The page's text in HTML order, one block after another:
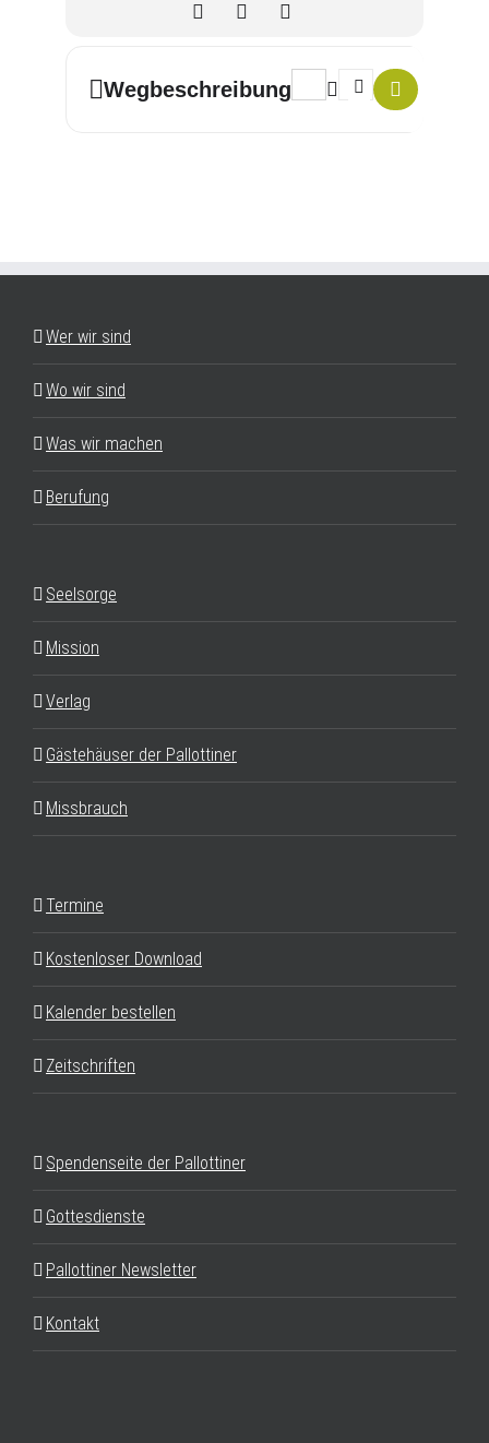
Wegbeschreibung Address - Exerzitien []
Destination Address
Wer wir sind
Wo wir sind
Was wir machen
Berufung
Seelsorge
Mission
Verlag
Gästehäuser der Pallottiner
Missbrauch
Termine
Kostenloser Download
Kalender bestellen
Zeitschriften
Spendenseite der Pallottiner
Gottesdienste
Pallottiner Newsletter
Kontakt